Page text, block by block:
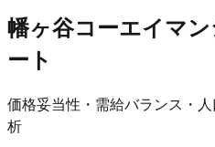
幡ヶ谷コーエイマ
ート
価格妥当性・需給バランス・
析